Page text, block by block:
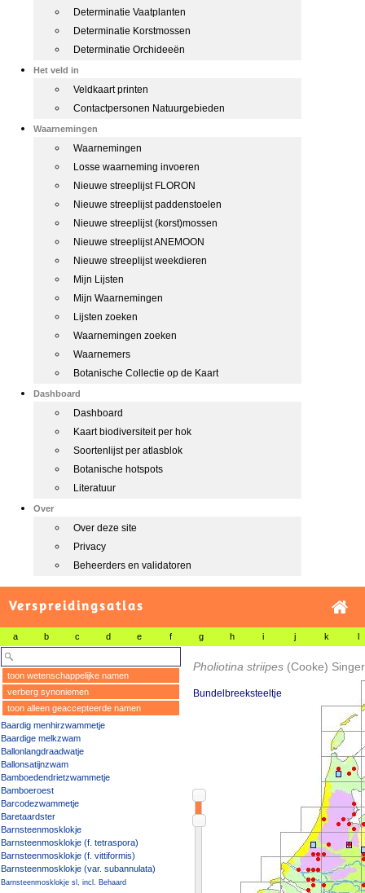
Determinatie Vaatplanten
Determinatie Korstmossen
Determinatie Orchideeën
Het veld in
Veldkaart printen
Contactpersonen Natuurgebieden
Waarnemingen
Waarnemingen
Losse waarneming invoeren
Nieuwe streeplijst FLORON
Nieuwe streeplijst paddenstoelen
Nieuwe streeplijst (korst)mossen
Nieuwe streeplijst ANEMOON
Nieuwe streeplijst weekdieren
Mijn Lijsten
Mijn Waarnemingen
Lijsten zoeken
Waarnemingen zoeken
Waarnemers
Botanische Collectie op de Kaart
Dashboard
Dashboard
Kaart biodiversiteit per hok
Soortenlijst per atlasblok
Botanische hotspots
Literatuur
Over
Over deze site
Privacy
Beheerders en validatoren
Verspreidingsatlas
a b c d e f g h i j k l
toon wetenschappelijke namen
verberg synoniemen
toon alleen geaccepteerde namen
Baardig menhirzwammetje
Baardige melkzwam
Ballonlangdraadwatje
Ballonsatijnzwam
Bamboedendrietzwammetje
Bamboeroest
Barcodezwammetje
Baretaardster
Barnsteenmosklokje
Barnsteenmosklokje (f. tetraspora)
Barnsteenmosklokje (f. vittiformis)
Barnsteenmosklokje (var. subannulata)
Barnsteenmosklokje sl, incl. Behaard
Pholiotina striipes (Cooke) Singer
Bundelbreeksteeltje